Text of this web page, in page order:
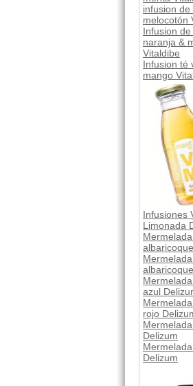
infusion
melocotón
Infusion
naranja &
Vitaldibe
Infusion té
mango
Infusiones
Limonada
azul
rojo
Delizum
Delizum